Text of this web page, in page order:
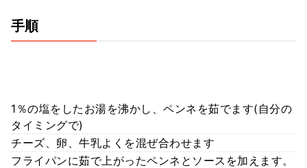
手順
1％の塩をしたお湯を沸かし、ペンネを茹でます(自分の
タイミングで)
チーズ、卵、牛乳よくを混ぜ合わせます
フライパンに茹で上がったペンネとソースを加えます。